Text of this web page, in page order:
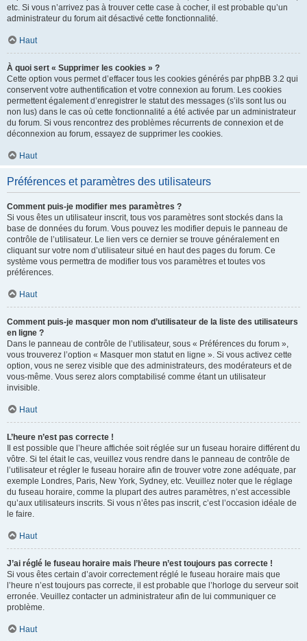
etc. Si vous n’arrivez pas à trouver cette case à cocher, il est probable qu’un
administrateur du forum ait désactivé cette fonctionnalité.
Haut
À quoi sert « Supprimer les cookies » ?
Cette option vous permet d’effacer tous les cookies générés par phpBB 3.2 qui
conservent votre authentification et votre connexion au forum. Les cookies
permettent également d’enregistrer le statut des messages (s’ils sont lus ou
non lus) dans le cas où cette fonctionnalité a été activée par un administrateur
du forum. Si vous rencontrez des problèmes récurrents de connexion et de
déconnexion au forum, essayez de supprimer les cookies.
Haut
Préférences et paramètres des utilisateurs
Comment puis-je modifier mes paramètres ?
Si vous êtes un utilisateur inscrit, tous vos paramètres sont stockés dans la
base de données du forum. Vous pouvez les modifier depuis le panneau de
contrôle de l’utilisateur. Le lien vers ce dernier se trouve généralement en
cliquant sur votre nom d’utilisateur situé en haut des pages du forum. Ce
système vous permettra de modifier tous vos paramètres et toutes vos
préférences.
Haut
Comment puis-je masquer mon nom d’utilisateur de la liste des utilisateurs
en ligne ?
Dans le panneau de contrôle de l’utilisateur, sous « Préférences du forum »,
vous trouverez l’option « Masquer mon statut en ligne ». Si vous activez cette
option, vous ne serez visible que des administrateurs, des modérateurs et de
vous-même. Vous serez alors comptabilisé comme étant un utilisateur
invisible.
Haut
L’heure n’est pas correcte !
Il est possible que l’heure affichée soit réglée sur un fuseau horaire différent du
vôtre. Si tel était le cas, veuillez vous rendre dans le panneau de contrôle de
l’utilisateur et régler le fuseau horaire afin de trouver votre zone adéquate, par
exemple Londres, Paris, New York, Sydney, etc. Veuillez noter que le réglage
du fuseau horaire, comme la plupart des autres paramètres, n’est accessible
qu’aux utilisateurs inscrits. Si vous n’êtes pas inscrit, c’est l’occasion idéale de
le faire.
Haut
J’ai réglé le fuseau horaire mais l’heure n’est toujours pas correcte !
Si vous êtes certain d’avoir correctement réglé le fuseau horaire mais que
l’heure n’est toujours pas correcte, il est probable que l’horloge du serveur soit
erronée. Veuillez contacter un administrateur afin de lui communiquer ce
problème.
Haut